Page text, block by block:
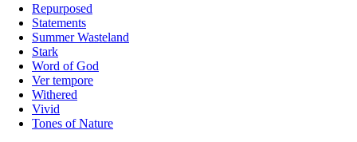
Repurposed
Statements
Summer Wasteland
Stark
Word of God
Ver tempore
Withered
Vivid
Tones of Nature